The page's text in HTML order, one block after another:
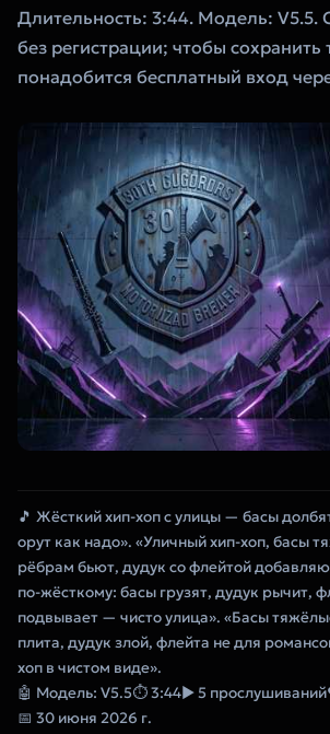
Длительность: 3:44. Модель:
без регистрации; чтобы сохранить
понадобится бесплатный вход
🎵 Жёсткий хип-хоп с улицы — басы
орут как надо». «Уличный хип-хоп, басы
рёбрам бьют, дудук со флейтой
по-жёсткому: басы грузят, дудук рычит,
подвывает — чисто улица». «Басы
плита, дудук злой, флейта не для
хоп в чистом виде».
🤖 Модель: V5.5⏱ 3:44▶ 5 прослушиваний
📅 30 июня 2026 г.